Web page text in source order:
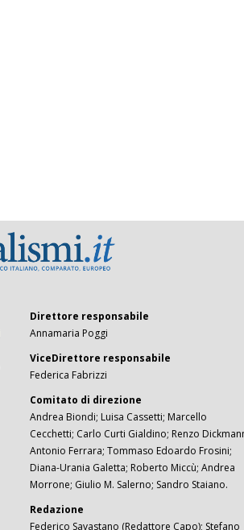
Direttore responsabile
Annamaria Poggi
ViceDirettore responsabile
Federica Fabrizzi
Comitato di direzione
Andrea Biondi; Luisa Cassetti; Marcello
Cecchetti; Carlo Curti Gialdino; Renzo
Antonio Ferrara; Tommaso Edoardo Frosini;
Diana-Urania Galetta; Roberto Miccù; Andrea
Morrone; Giulio M. Salerno; Sandro Staiano.
Redazione
Federico Savastano (Redattore Capo); Stefano